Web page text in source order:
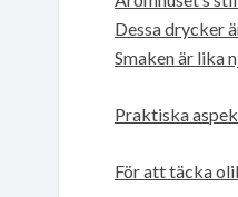
Dessa drycker
Smaken är lika
Praktiska
För att täcka